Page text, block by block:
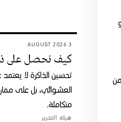
3 AUGUST 2026
كيف نحصل على
تحسين الذاكرة لا
العشوائي، بل على
متكاملة.
هيئة التحرير